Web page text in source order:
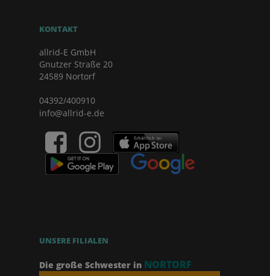
KONTAKT
allrid-E GmbH
Gnutzer Straße 20
24589 Nortorf
04392/400910
info@allrid-e.de
UNSERE FILIALEN
Die große Schwester in NORTORF